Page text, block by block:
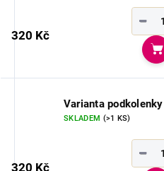
320 Kč
−
Varianta
SKLADEM (>1 KS)
320 Kč
−